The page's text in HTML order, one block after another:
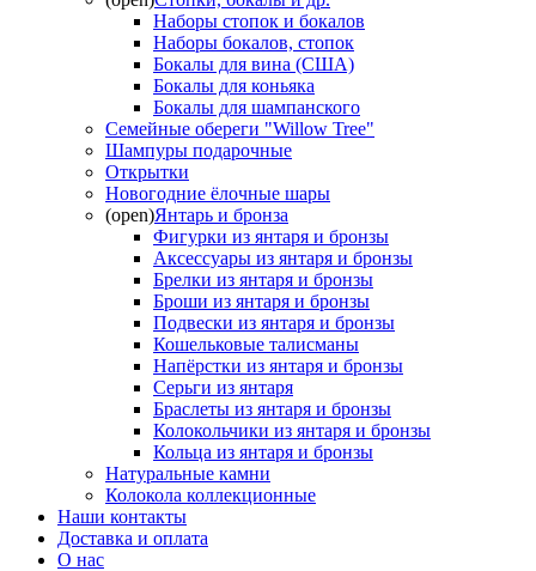
Наборы стопок и бокалов
Наборы бокалов, стопок
Бокалы для вина (США)
Бокалы для коньяка
Бокалы для шампанского
Семейные обереги "Willow Tree"
Шампуры подарочные
Открытки
Новогодние ёлочные шары
(open)Янтарь и бронза
Фигурки из янтаря и бронзы
Аксессуары из янтаря и бронзы
Брелки из янтаря и бронзы
Броши из янтаря и бронзы
Подвески из янтаря и бронзы
Кошельковые талисманы
Напёрстки из янтаря и бронзы
Серьги из янтаря
Браслеты из янтаря и бронзы
Колокольчики из янтаря и бронзы
Кольца из янтаря и бронзы
Натуральные камни
Колокола коллекционные
Наши контакты
Доставка и оплата
О нас